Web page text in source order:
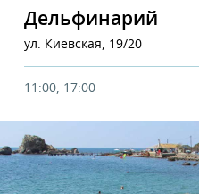
Дельфинарий
ул. Киевская, 19/20
11:00, 17:00